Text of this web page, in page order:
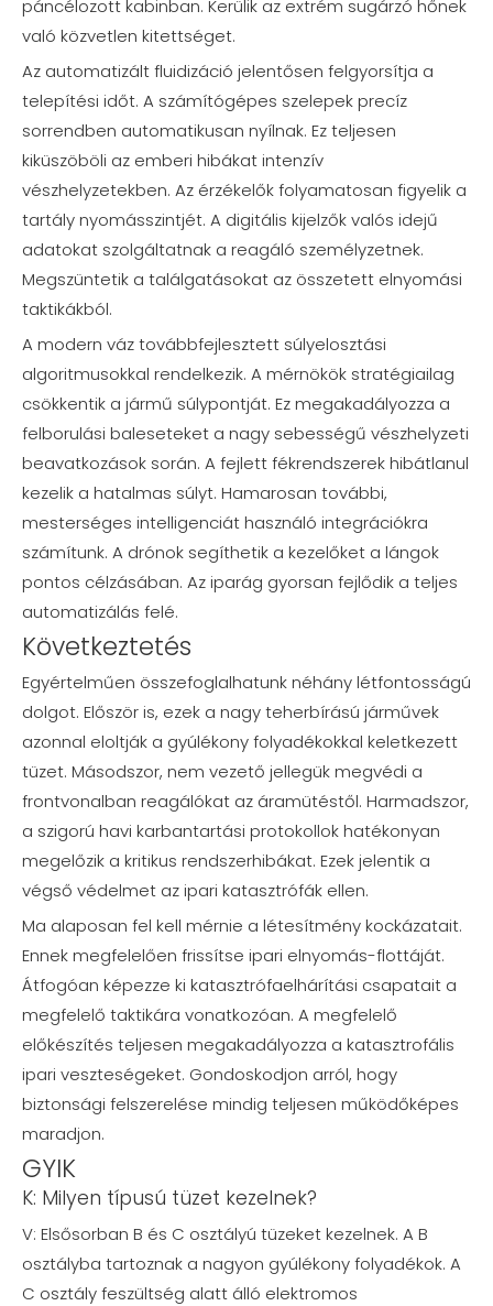
páncélozott kabinban. Kerülik az extrém sugárzó hőnek
való közvetlen kitettséget.
Az automatizált fluidizáció jelentősen felgyorsítja a
telepítési időt. A számítógépes szelepek precíz
sorrendben automatikusan nyílnak. Ez teljesen
kiküszöböli az emberi hibákat intenzív
vészhelyzetekben. Az érzékelők folyamatosan figyelik a
tartály nyomásszintjét. A digitális kijelzők valós idejű
adatokat szolgáltatnak a reagáló személyzetnek.
Megszüntetik a találgatásokat az összetett elnyomási
taktikákból.
A modern váz továbbfejlesztett súlyelosztási
algoritmusokkal rendelkezik. A mérnökök stratégiailag
csökkentik a jármű súlypontját. Ez megakadályozza a
felborulási baleseteket a nagy sebességű vészhelyzeti
beavatkozások során. A fejlett fékrendszerek hibátlanul
kezelik a hatalmas súlyt. Hamarosan további,
mesterséges intelligenciát használó integrációkra
számítunk. A drónok segíthetik a kezelőket a lángok
pontos célzásában. Az iparág gyorsan fejlődik a teljes
automatizálás felé.
Következtetés
Egyértelműen összefoglalhatunk néhány létfontosságú
dolgot. Először is, ezek a nagy teherbírású járművek
azonnal eloltják a gyúlékony folyadékokkal keletkezett
tüzet. Másodszor, nem vezető jellegük megvédi a
frontvonalban reagálókat az áramütéstől. Harmadszor,
a szigorú havi karbantartási protokollok hatékonyan
megelőzik a kritikus rendszerhibákat. Ezek jelentik a
végső védelmet az ipari katasztrófák ellen.
Ma alaposan fel kell mérnie a létesítmény kockázatait.
Ennek megfelelően frissítse ipari elnyomás-flottáját.
Átfogóan képezze ki katasztrófaelhárítási csapatait a
megfelelő taktikára vonatkozóan. A megfelelő
előkészítés teljesen megakadályozza a katasztrofális
ipari veszteségeket. Gondoskodjon arról, hogy
biztonsági felszerelése mindig teljesen működőképes
maradjon.
GYIK
K: Milyen típusú tüzet kezelnek?
V: Elsősorban B és C osztályú tüzeket kezelnek. A B
osztályba tartoznak a nagyon gyúlékony folyadékok. A
C osztály feszültség alatt álló elektromos